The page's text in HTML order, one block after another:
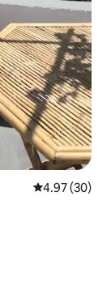
Calificación
4.97 (30)